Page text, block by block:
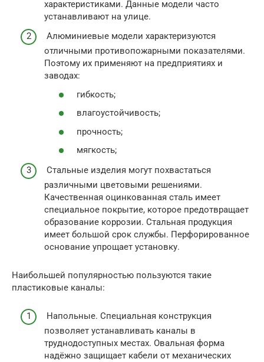
характеристиками. Данные модели часто
устанавливают на улице.
Алюминиевые модели характеризуются
отличными противопожарными показателями.
Поэтому их применяют на предприятиях и
заводах:
гибкость;
влагоустойчивость;
прочность;
мягкость;
Стальные изделия могут похвастаться
различными цветовыми решениями.
Качественная оцинкованная сталь имеет
специальное покрытие, которое предотвращает
образование коррозии. Стальная продукция
имеет большой срок службы. Перфорированное
основание упрощает установку.
Наибольшей популярностью пользуются такие
пластиковые каналы:
Напольные. Специальная конструкция
позволяет устанавливать каналы в
труднодоступных местах. Овальная форма
надёжно защищает кабели от механических